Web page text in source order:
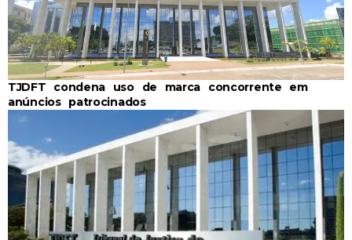
TJDFT condena uso de marca concorrente em
anúncios patrocinados